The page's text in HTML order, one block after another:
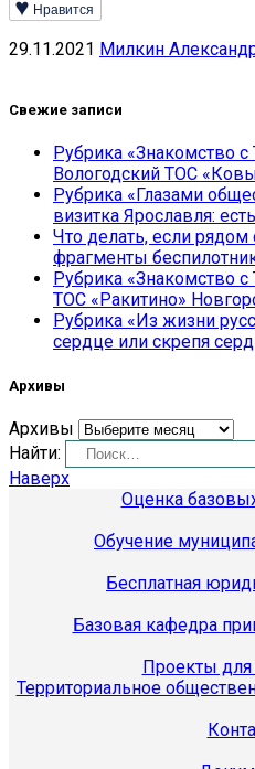
Нравится
29.11.2021 Милкин
Свежие записи
Рубрика «Знакомство
Вологодский ТОС
Рубрика «Глазами
визитка Ярославля:
Что делать, если
фрагменты
Рубрика «Знакомство
ТОС «Ракитино»
Рубрика «Из жизни
сердце или скрепя
Архивы
Архивы
Найти:
Наверх
Оценка
Обучение
Бесплатная
Базовая кафедра
Проекты для
Территориальное